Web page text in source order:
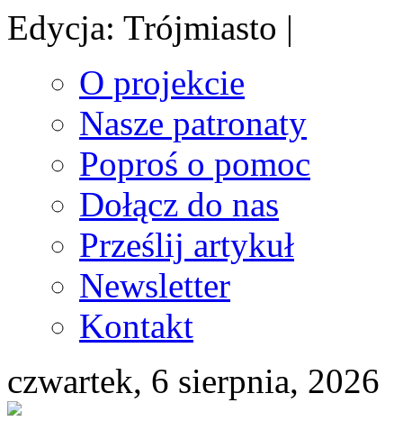
Edycja: Trójmiasto |
O projekcie
Nasze patronaty
Poproś o pomoc
Dołącz do nas
Prześlij artykuł
Newsletter
Kontakt
czwartek, 6 sierpnia, 2026